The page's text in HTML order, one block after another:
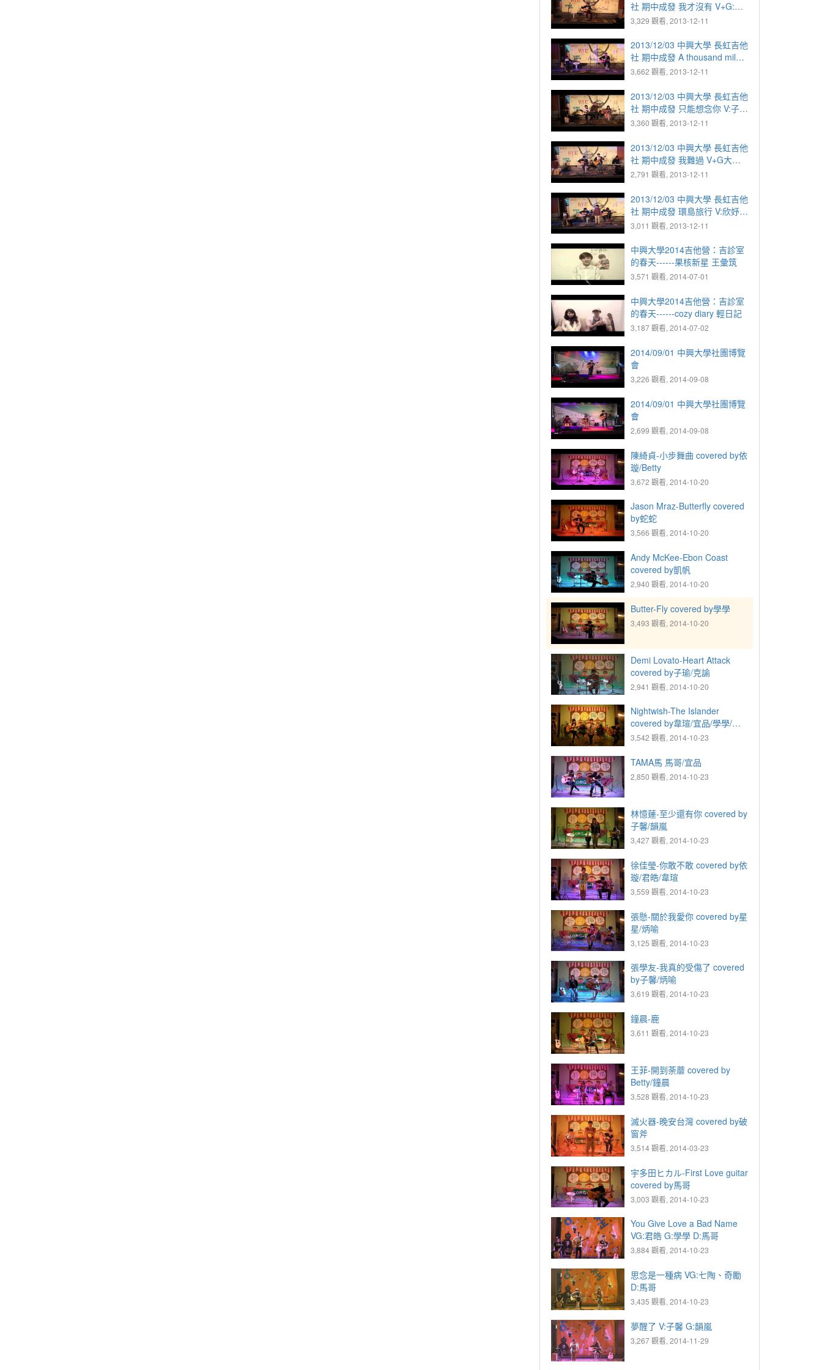
社 期中成發 我才沒有 V+G:智
勳
3,329 觀看, 2013-12-11
2013/12/03 中興大學 長虹吉他
社 期中成發 A thousand miles
V+G:子瑜 D彥淮
3,662 觀看, 2013-12-11
2013/12/03 中興大學 長虹吉他
社 期中成發 只能想念你 V:子豪
G+合:建良 G:敏瑜 D:阿光
3,360 觀看, 2013-12-11
2013/12/03 中興大學 長虹吉他
社 期中成發 我難過 V+G大頭
彥淮 D:欣妤 鐵琴:依璇
2,791 觀看, 2013-12-11
2013/12/03 中興大學 長虹吉他
社 期中成發 環島旅行 V:欣妤
依璇 G:阿璇 大頭 D:彥淮
3,011 觀看, 2013-12-11
中興大學2014吉他營：吉診室
的春天------果核新星 王彙筑
3,571 觀看, 2014-07-01
中興大學2014吉他營：吉診室
的春天------cozy diary 輕日記
3,187 觀看, 2014-07-02
2014/09/01 中興大學社團博覽
會
3,226 觀看, 2014-09-08
2014/09/01 中興大學社團博覽
會
2,699 觀看, 2014-09-08
陳綺貞-小步舞曲 covered by依
璇/Betty
3,672 觀看, 2014-10-20
Jason Mraz-Butterfly covered
by蛇蛇
3,566 觀看, 2014-10-20
Andy McKee-Ebon Coast
covered by凱帆
2,940 觀看, 2014-10-20
Butter-Fly covered by學學
3,493 觀看, 2014-10-20
Demi Lovato-Heart Attack
covered by子瑜/克諭
2,941 觀看, 2014-10-20
Nightwish-The Islander
covered by韋瑄/宜品/學學/伊
涵
3,542 觀看, 2014-10-23
TAMA馬 馬哥/宜品
2,850 觀看, 2014-10-23
林憶蓮-至少還有你 covered by
子馨/韻嵐
3,427 觀看, 2014-10-23
徐佳瑩-你敢不敢 covered by依
璇/君皓/韋瑄
3,559 觀看, 2014-10-23
張懸-關於我愛你 covered by星
星/炳喻
3,125 觀看, 2014-10-23
張學友-我真的受傷了 covered
by子馨/炳喻
3,619 觀看, 2014-10-23
鐘晨-鹿
3,611 觀看, 2014-10-23
王菲-開到荼蘼 covered by
Betty/鐘晨
3,528 觀看, 2014-10-23
滅火器-晚安台灣 covered by破
窗斧
3,514 觀看, 2014-03-23
宇多田ヒカル-First Love guitar
covered by馬哥
3,003 觀看, 2014-10-23
You Give Love a Bad Name
VG:君皓 G:學學 D:馬哥
3,884 觀看, 2014-10-23
思念是一種病 VG:七陶、奇勵
D:馬哥
3,435 觀看, 2014-10-23
夢醒了 V:子馨 G:韻嵐
3,267 觀看, 2014-11-29